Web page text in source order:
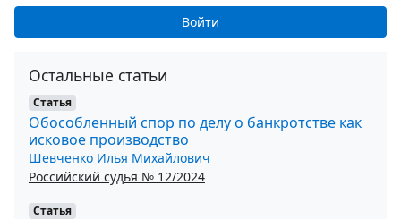
Войти
Остальные статьи
Статья
Обособленный спор по делу о банкротстве как
исковое производство
Шевченко Илья Михайлович
Российский судья № 12/2024
Статья